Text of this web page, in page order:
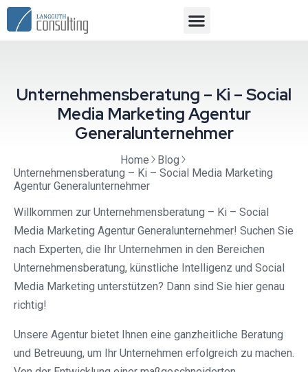
Unternehmensberatung – Ki – Social
Media Marketing Agentur
Generalunternehmer
Home
Blog
Unternehmensberatung – Ki – Social Media Marketing
Agentur Generalunternehmer
Willkommen zur Unternehmensberatung – Ki – Social
Media Marketing Agentur Generalunternehmer! Suchen Sie
nach Experten, die Ihr Unternehmen in den Bereichen
Unternehmensberatung, künstliche Intelligenz und Social
Media Marketing unterstützen? Dann sind Sie hier genau
richtig!
Unsere Agentur bietet Ihnen eine ganzheitliche Beratung
und Betreuung, um Ihr Unternehmen erfolgreich zu machen.